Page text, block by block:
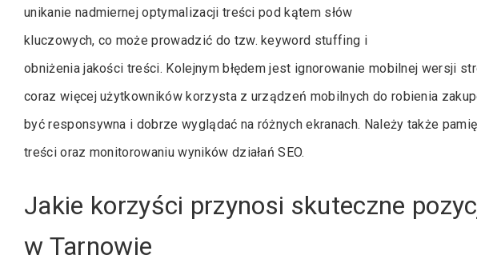
unikanie nadmiernej optymalizacji treści pod kątem słów
kluczowych, co może prowadzić do tzw. keyword stuffing i
obniżenia jakości treści. Kolejnym błędem jest ignorowanie mobilnej wersji
coraz więcej użytkowników korzysta z urządzeń mobilnych do robienia
być responsywna i dobrze wyglądać na różnych ekranach. Należy także
treści oraz monitorowaniu wyników działań SEO.
Jakie korzyści przynosi skuteczne
w Tarnowie